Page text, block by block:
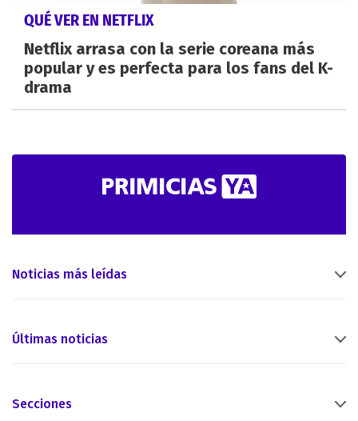
QUÉ VER EN NETFLIX
Netflix arrasa con la serie coreana más
popular y es perfecta para los fans del K-
drama
Noticias más leídas
Últimas noticias
Secciones